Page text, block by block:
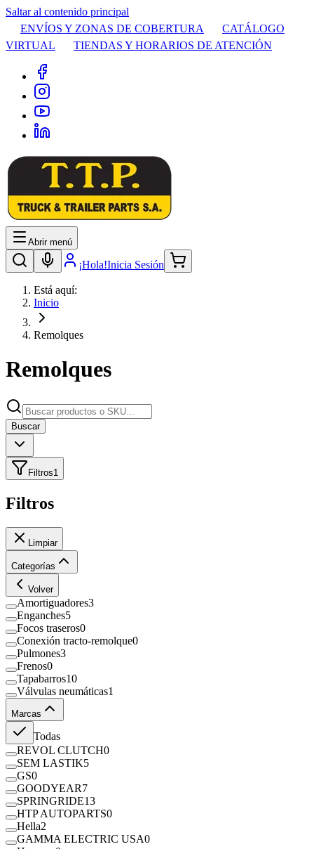
Saltar al contenido principal
ENVÍOS Y ZONAS DE COBERTURA
CATÁLOGO
VIRTUAL
TIENDAS Y HORARIOS DE ATENCIÓN
Abrir menú
¡Hola!Inicia Sesión
Está aquí:
Inicio
Remolques
Remolques
Buscar
Filtros1
Filtros
Limpiar
Categorías
Volver
Amortiguadores3
Enganches5
Focos traseros0
Conexión tracto-remolque0
Pulmones3
Frenos0
Tapabarros10
Válvulas neumáticas1
Marcas
Todas
REVOL CLUTCH0
SEM LASTIK5
GS0
GOODYEAR7
SPRINGRIDE13
HTP AUTOPARTS0
Hella2
GAMMA ELECTRIC USA0